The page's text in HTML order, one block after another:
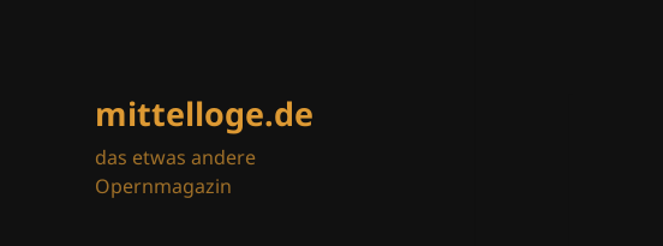
mittelloge.de
das etwas andere
Opernmagazin